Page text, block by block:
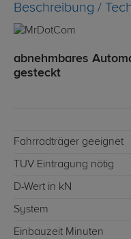
abnehmbares
gesteckt
Fahrradträger geeignet
TÜV Eintragung nötig
D-Wert in kN
System
Einbauzeit Minuten